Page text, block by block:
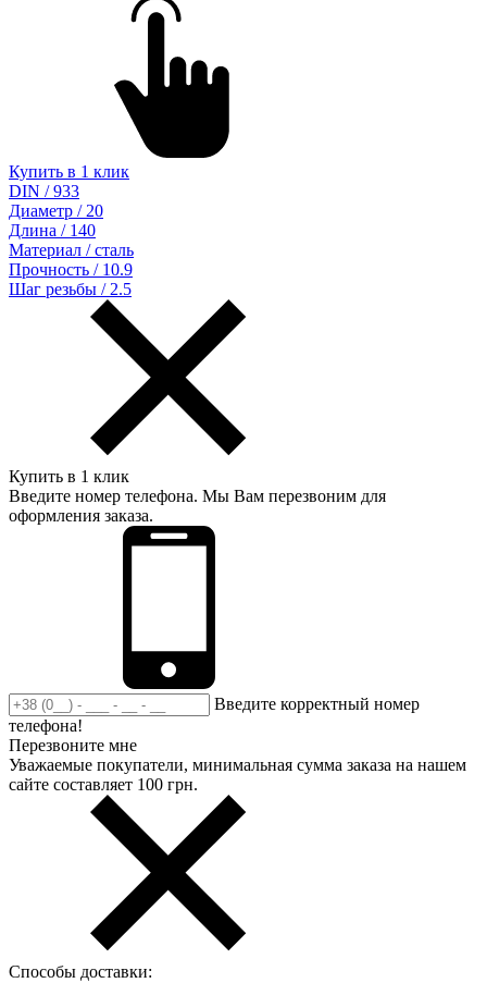
Купить в 1 клик
DIN / 933
Диаметр / 20
Длина / 140
Материал / сталь
Прочность / 10.9
Шаг резьбы / 2.5
Купить в 1 клик
Введите номер телефона. Мы Вам перезвоним для
оформления заказа.
Введите корректный номер
телефона!
Перезвоните мне
Уважаемые покупатели, минимальная сумма заказа на нашем
сайте составляет 100 грн.
Способы доставки: